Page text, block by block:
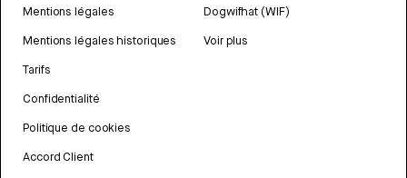
Mentions légales
Mentions légales historiques
Tarifs
Confidentialité
Politique de cookies
Accord Client
Dogwifhat (WIF)
Voir plus